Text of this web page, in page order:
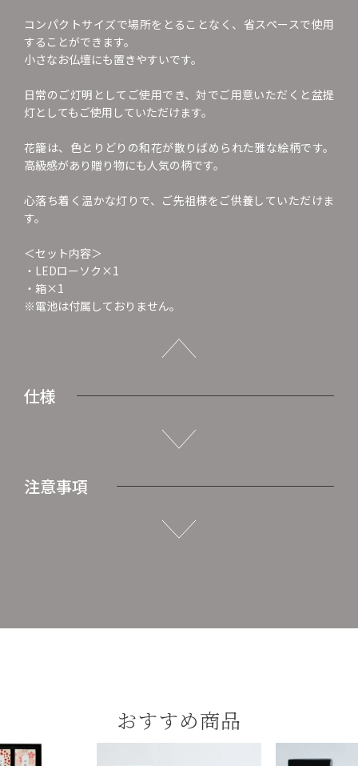
コンパクトサイズで場所をとることなく、省スペースで使用
することができます。
小さなお仏壇にも置きやすいです。
日常のご灯明としてご使用でき、対でご用意いただくと盆提
灯としてもご使用していただけます。
花籠は、色とりどりの和花が散りばめられた雅な絵柄です。
高級感があり贈り物にも人気の柄です。
心落ち着く温かな灯りで、ご先祖様をご供養していただけま
す。
＜セット内容＞
・LEDローソク×1
・箱×1
※電池は付属しておりません。
仕様
注意事項
おすすめ商品